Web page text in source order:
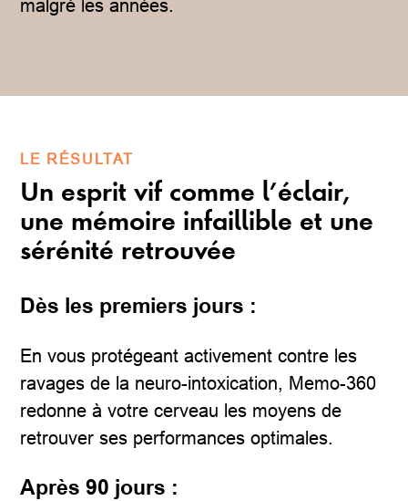
malgré les années.
LE RÉSULTAT
Un esprit vif comme l’éclair,
une mémoire infaillible et une
sérénité retrouvée
Dès les premiers jours :
En vous protégeant activement contre les
ravages de la neuro-intoxication, Memo-360
redonne à votre cerveau les moyens de
retrouver ses performances optimales.
Après 90 jours :